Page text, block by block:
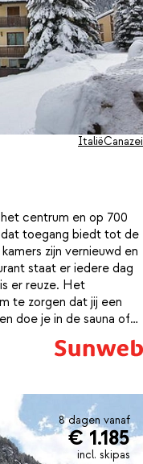
ItaliëCanazei
centrum en op 700
toegang biedt tot de
zijn vernieuwd en
staat er iedere dag
er reuze. Het
te zorgen dat jij een
doe je in de sauna of
een drankje met je
8 dagen vanaf
€ 1.185
incl. skipas